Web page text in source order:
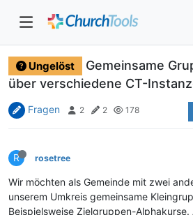
Ungelöst
Gemeinsame
über verschiedene CT-
Fragen 2 2 178
R rosetree
Wir möchten als Gemeinde mit zwei
unserem Umkreis gemeinsame
Beispielsweise Zielgruppen-